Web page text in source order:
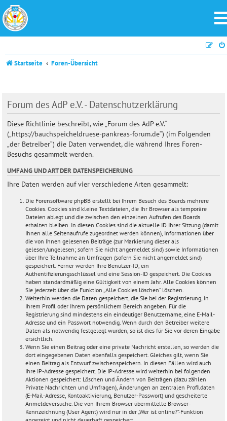
Startseite Foren-Übersicht
Forum des AdP e.V. - Datenschutzerklärung
Diese Richtlinie beschreibt, wie „Forum des AdP e.V.“
(„https://bauchspeicheldruese-pankreas-forum.de“) (im Folgenden
„der Betreiber“) die Daten verwendet, die während Ihres Foren-
Besuchs gesammelt werden.
UMFANG UND ART DER DATENSPEICHERUNG
Ihre Daten werden auf vier verschiedene Arten gesammelt:
Die Forensoftware phpBB erstellt bei Ihrem Besuch des Boards mehrere
Cookies. Cookies sind kleine Textdateien, die Ihr Browser als temporäre
Dateien ablegt und die zwischen den einzelnen Aufrufen des Boards
erhalten bleiben. In diesen Cookies sind die aktuelle ID Ihrer Sitzung (damit
Ihnen alle Seitenaufrufe zugeordnet werden können), Informationen über
die von Ihnen gelesenen Beiträge (zur Markierung dieser als
gelesen/ungelesen; sofern Sie nicht angemeldet sind) sowie Informationen
über Ihre Teilnahme an Umfragen (sofern Sie nicht angemeldet sind)
gespeichert. Ferner werden Ihre Benutzer-ID, ein
Authentifizierungsschlüssel und eine Session-ID gespeichert. Die Cookies
haben standardmäßig eine Gültigkeit von einem Jahr. Alle Cookies können
Sie jederzeit über die Funktion „Alle Cookies löschen“ löschen.
Weiterhin werden die Daten gespeichert, die Sie bei der Registrierung, in
Ihrem Profil oder Ihrem persönlichem Bereich angeben. Für die
Registrierung sind mindestens ein eindeutiger Benutzername, eine E-Mail-
Adresse und ein Passwort notwendig. Wenn durch den Betreiber weitere
Daten als notwendig festgelegt wurden, so ist dies für Sie vor deren Eingabe
ersichtlich.
Wenn Sie einen Beitrag oder eine private Nachricht erstellen, so werden die
dort eingegebenen Daten ebenfalls gespeichert. Gleiches gilt, wenn Sie
einen Beitrag als Entwurf zwischenspeichern. In diesen Fällen wird auch
Ihre IP-Adresse gespeichert. Die IP-Adresse wird weiterhin bei folgenden
Aktionen gespeichert: Löschen und Ändern von Beiträgen (dazu zählen
Private Nachrichten und Umfragen), Änderungen an zentralen Profildaten
(E-Mail-Adresse, Kontoaktivierung, Benutzer-Passwort) und gescheiterte
Anmeldeversuche. Die von Ihrem Browser übermittelte Browser-
Kennzeichnung (User Agent) wird nur in der „Wer ist online?“-Funktion